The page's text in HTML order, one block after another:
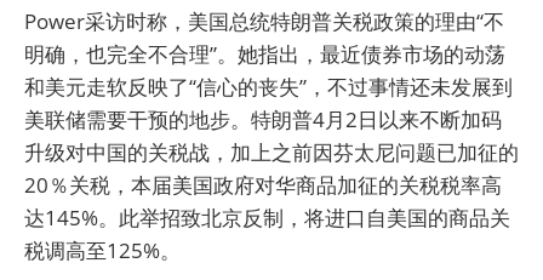
Power采访时称，美国总统特朗普关税政策的理由“不
明确，也完全不合理”。她指出，最近债券市场的动荡
和美元走软反映了“信心的丧失”，不过事情还未发展到
美联储需要干预的地步。特朗普4月2日以来不断加码
升级对中国的关税战，加上之前因芬太尼问题已加征的
20％关税，本届美国政府对华商品加征的关税税率高
达145%。此举招致北京反制，将进口自美国的商品关
税调高至125%。